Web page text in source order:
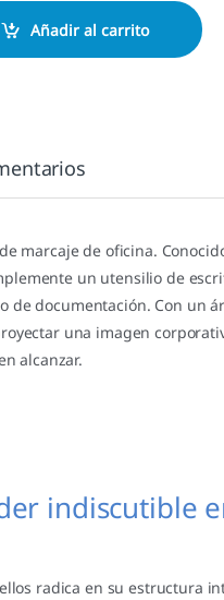
33 mm) sello automático
Añadir al carrito
marcaje de oficina.
un utensilio de
de documentación. Con un
una imagen
alcanzar.
indiscutible
radica en su estructura